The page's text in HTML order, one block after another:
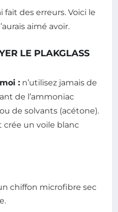
fait des erreurs. Voici le
aimé avoir.
LE PLAKGLASS
: n’utilisez jamais de
de l’ammoniac
de solvants (acétone).
crée un voile blanc
chiffon microfibre sec